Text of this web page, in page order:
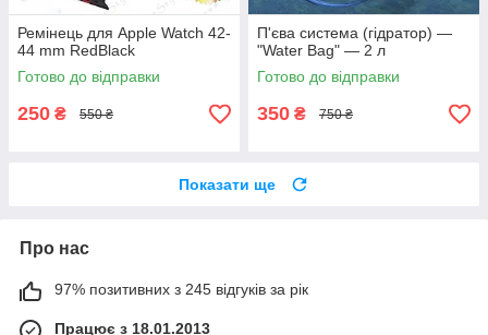
Ремінець для Apple Watch 42-
44 mm RedBlack
Готово до відправки
250 ₴ 550 ₴
П'єва система (гідратор) —
"Water Bag" — 2 л
Готово до відправки
350 ₴ 750 ₴
Показати ще
Про нас
97% позитивних з 245 відгуків за рік
Працює з 18.01.2013